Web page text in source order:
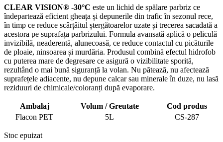
CLEAR VISION® -30°C este un lichid de spălare parbriz ce
îndepartează eficient gheața și depunerile din trafic în sezonul rece,
în timp ce reduce scârțâitul ștergătoarelor uzate și trecerea sacadată a
acestora pe suprafața parbrizului. Formula avansată aplică o peliculă
invizibilă, neaderentă, alunecoasă, ce reduce contactul cu picăturile
de ploaie, ninsoarea și murdăria. Produsul combină efectul hidrofob
cu puterea mare de degresare ce asigură o vizibilitate sporită,
rezultând o mai bună siguranță la volan. Nu pătează, nu afectează
suprafețele adiacente, nu depune calcar sau minerale în duze, nu lasă
reziduuri de chimicale/coloranți după evaporare.
Ambalaj Volum / Greutate
Cod produs
Flacon PET
5L CS-287
Stoc epuizat